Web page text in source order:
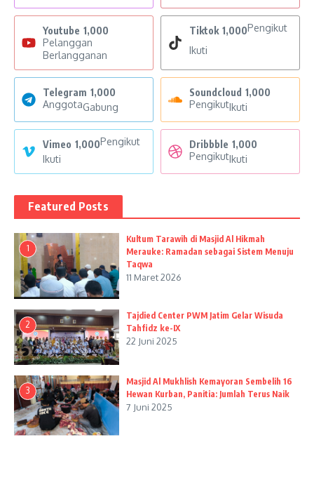
Youtube 1,000
Pelanggan
Berlangganan
Tiktok 1,000Pengikut
Ikuti
Telegram 1,000
AnggotaGabung
Soundcloud 1,000
PengikutIkuti
Vimeo 1,000Pengikut
Ikuti
Dribbble 1,000
PengikutIkuti
Featured Posts
1
Kultum Tarawih di Masjid Al Hikmah
Merauke: Ramadan sebagai Sistem Menuju
Taqwa
11 Maret 2026
2
Tajdied Center PWM Jatim Gelar Wisuda
Tahfidz ke-IX
22 Juni 2025
3
Masjid Al Mukhlish Kemayoran Sembelih 16
Hewan Kurban, Panitia: Jumlah Terus Naik
7 Juni 2025